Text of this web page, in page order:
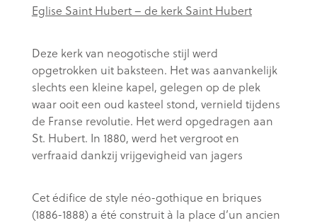
Eglise Saint Hubert – de kerk Saint Hubert
Deze kerk van neogotische stijl werd
opgetrokken uit baksteen. Het was aanvankelijk
slechts een kleine kapel, gelegen op de plek
waar ooit een oud kasteel stond, vernield tijdens
de Franse revolutie. Het werd opgedragen aan
St. Hubert. In 1880, werd het vergroot en
verfraaid dankzij vrijgevigheid van jagers
Cet édifice de style néo-gothique en briques
(1886-1888) a été construit à la place d’un ancien